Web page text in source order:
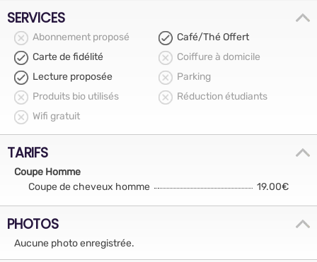
SERVICES
Abonnement proposé
Café/Thé Offert
Carte de fidélité
Coiffure à domicile
Lecture proposée
Parking
Produits bio utilisés
Réduction étudiants
Wifi gratuit
TARIFS
Coupe Homme
Coupe de cheveux homme
19.00€
PHOTOS
Aucune photo enregistrée.